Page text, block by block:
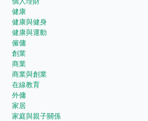
健康
健康與健身
健康與運動
僱傭
創業
商業
商業與創業
在線教育
外傭
家居
家庭與親子關係